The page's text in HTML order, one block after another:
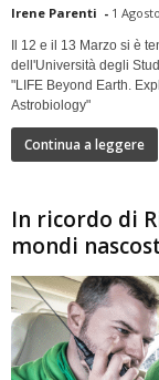
Irene Parenti - 1
Il 12 e il 13 Marzo si è
dell'Università degli
"LIFE Beyond Earth.
Astrobiology"
Continua a leggere
In ricordo di
mondi